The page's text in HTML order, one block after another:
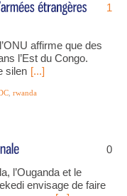
1
affirme que des
l’Est du Congo.
silen [...]
rwanda
0
l’Ouganda et le
envisage de faire